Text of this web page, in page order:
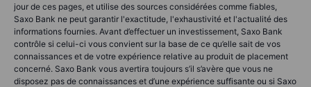
jour de ces pages, et utilise des sources considérées comme fiables,
Saxo Bank ne peut garantir l'exactitude, l'exhaustivité et l'actualité des
informations fournies. Avant d’effectuer un investissement, Saxo Bank
contrôle si celui-ci vous convient sur la base de ce qu’elle sait de vos
connaissances et de votre expérience relative au produit de placement
concerné. Saxo Bank vous avertira toujours s’il s’avère que vous ne
disposez pas de connaissances et d’une expérience suffisante ou si Saxo